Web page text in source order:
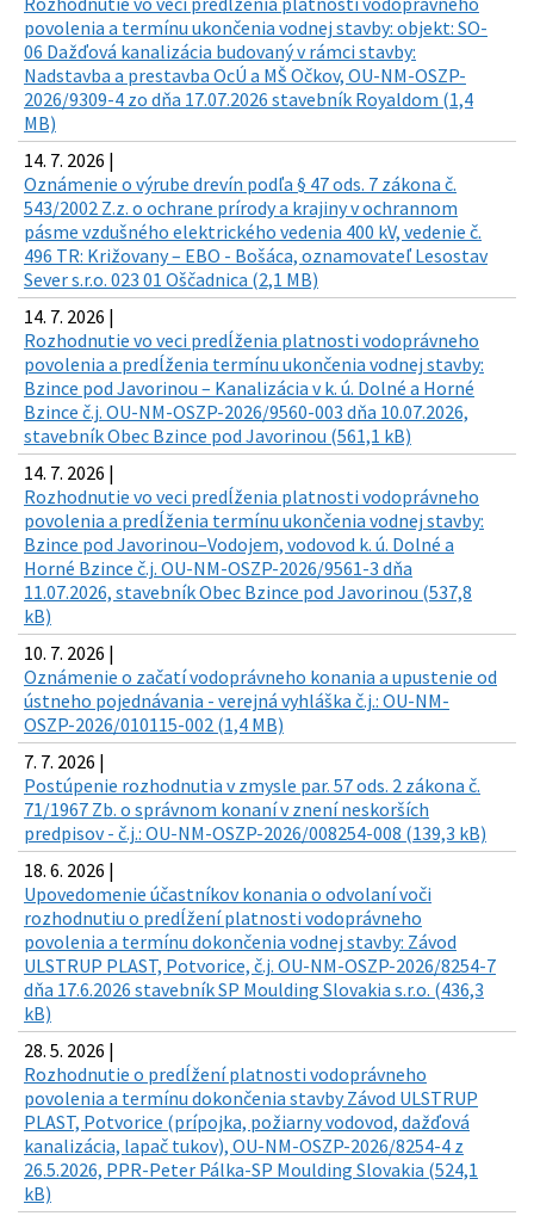
povolenia a termínu ukončenia vodnej stavby: objekt: SO-
06 Dažďová kanalizácia budovaný v rámci stavby:
Nadstavba a prestavba OcÚ a MŠ Očkov, OU-NM-OSZP-
2026/9309-4 zo dňa 17.07.2026 stavebník Royaldom (1,4
MB)
14. 7. 2026 |
Oznámenie o výrube drevín podľa § 47 ods. 7 zákona č.
543/2002 Z.z. o ochrane prírody a krajiny v ochrannom
pásme vzdušného elektrického vedenia 400 kV, vedenie č.
496 TR: Križovany – EBO - Bošáca, oznamovateľ Lesostav
Sever s.r.o. 023 01 Oščadnica (2,1 MB)
14. 7. 2026 |
Rozhodnutie vo veci predĺženia platnosti vodoprávneho
povolenia a predĺženia termínu ukončenia vodnej stavby:
Bzince pod Javorinou – Kanalizácia v k. ú. Dolné a Horné
Bzince č.j. OU-NM-OSZP-2026/9560-003 dňa 10.07.2026,
stavebník Obec Bzince pod Javorinou (561,1 kB)
14. 7. 2026 |
Rozhodnutie vo veci predĺženia platnosti vodoprávneho
povolenia a predĺženia termínu ukončenia vodnej stavby:
Bzince pod Javorinou–Vodojem, vodovod k. ú. Dolné a
Horné Bzince č.j. OU-NM-OSZP-2026/9561-3 dňa
11.07.2026, stavebník Obec Bzince pod Javorinou (537,8
kB)
10. 7. 2026 |
Oznámenie o začatí vodoprávneho konania a upustenie od
ústneho pojednávania - verejná vyhláška č.j.: OU-NM-
OSZP-2026/010115-002 (1,4 MB)
7. 7. 2026 |
Postúpenie rozhodnutia v zmysle par. 57 ods. 2 zákona č.
71/1967 Zb. o správnom konaní v znení neskorších
predpisov - č.j.: OU-NM-OSZP-2026/008254-008 (139,3 kB)
18. 6. 2026 |
Upovedomenie účastníkov konania o odvolaní voči
rozhodnutiu o predĺžení platnosti vodoprávneho
povolenia a termínu dokončenia vodnej stavby: Závod
ULSTRUP PLAST, Potvorice, č.j. OU-NM-OSZP-2026/8254-7
dňa 17.6.2026 stavebník SP Moulding Slovakia s.r.o. (436,3
kB)
28. 5. 2026 |
Rozhodnutie o predĺžení platnosti vodoprávneho
povolenia a termínu dokončenia stavby Závod ULSTRUP
PLAST, Potvorice (prípojka, požiarny vodovod, dažďová
kanalizácia, lapač tukov), OU-NM-OSZP-2026/8254-4 z
26.5.2026, PPR-Peter Pálka-SP Moulding Slovakia (524,1
kB)